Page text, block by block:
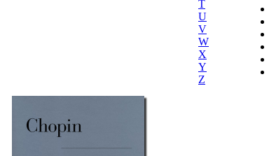
T
U
V
W
X
Y
Z